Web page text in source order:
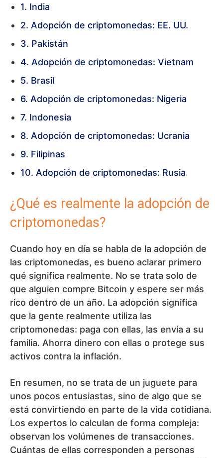
1. India
2. Adopción de criptomonedas: EE. UU.
3. Pakistán
4. Adopción de criptomonedas: Vietnam
5. Brasil
6. Adopción de criptomonedas: Nigeria
7. Indonesia
8. Adopción de criptomonedas: Ucrania
9. Filipinas
10. Adopción de criptomonedas: Rusia
¿Qué es realmente la adopción de
criptomonedas?
Cuando hoy en día se habla de la adopción de
las criptomonedas, es bueno aclarar primero
qué significa realmente. No se trata solo de
que alguien compre Bitcoin y espere ser más
rico dentro de un año. La adopción significa
que la gente realmente utiliza las
criptomonedas: paga con ellas, las envía a su
familia. Ahorra dinero con ellas o protege sus
activos contra la inflación.
En resumen, no se trata de un juguete para
unos pocos entusiastas, sino de algo que se
está convirtiendo en parte de la vida cotidiana.
Los expertos lo calculan de forma compleja:
observan los volúmenes de transacciones.
Cuántas de ellas corresponden a personas